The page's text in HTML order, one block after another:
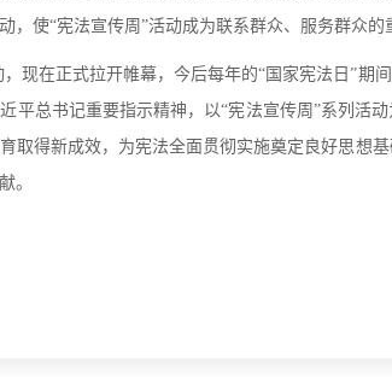
使“宪法宣传周”活动成为联系群众、服务群众的
在正式拉开帷幕，今后每年的“国家宪法日”期间
平总书记重要指示精神，以“宪法宣传周”系列活
取得新成效，为宪法全面贯彻实施奠定良好思想
。